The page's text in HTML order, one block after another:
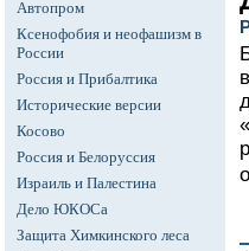
Автопром
Ксенофобия и неофашизм в
России
Россия и Прибалтика
Исторические версии
Косово
Россия и Белоруссия
Израиль и Палестина
Дело ЮКОСа
Защита Химкинского леса